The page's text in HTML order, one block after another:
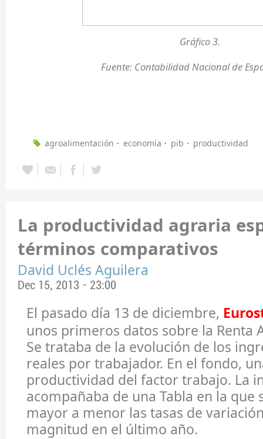
Gráfico 3.
Fuente: Contabilidad Nacional de
agroalimentación economía pib productividad
La productividad agraria
términos comparativos
David Uclés Aguilera
Dec 15, 2013 - 23:00
El pasado día 13 de diciembre,
unos primeros datos sobre la Renta
Se trataba de la evolución de los
reales por trabajador. En el fondo,
productividad del factor trabajo. La
acompañaba de una Tabla en la que
mayor a menor las tasas de
magnitud en el último año.